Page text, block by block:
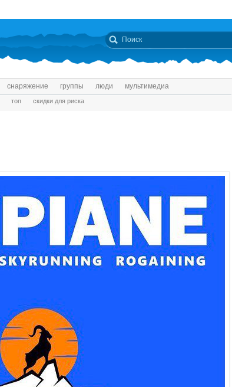
снаряжение группы люди мультимедиа
топ скидки для риска